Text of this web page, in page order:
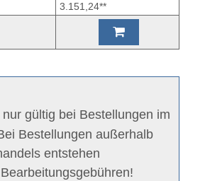
3.151,24**
gültig bei Bestellungen im
Bestellungen außerhalb
entstehen